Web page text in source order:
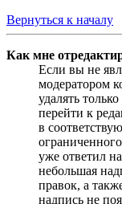
Вернуться к началу
Как мне
Если вы не
модератором
удалять
перейти к
в
уже ответил
небольшая
правок, а
надпись не